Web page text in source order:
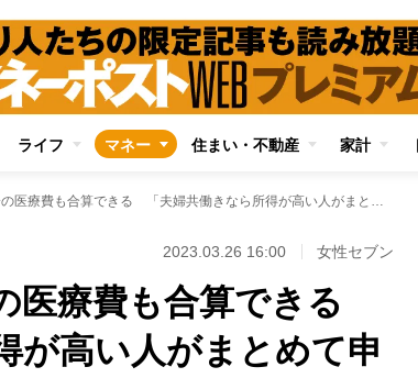
ライフ マネー 住まい・不動産 家計
医療費控除は家族分の医療費も合算できる 「夫婦共働きなら所得が高い人がまとめて申告したほうが還付額も大きい」
2023.03.26 16:00 女性セブン
医療費も合算できる
が高い人がまとめて申